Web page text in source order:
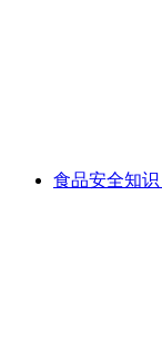
食品安全知识